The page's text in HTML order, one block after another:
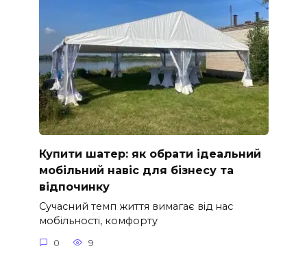
Купити шатер: як обрати ідеальний
мобільний навіс для бізнесу та
відпочинку
Сучасний темп життя вимагає від нас
мобільності, комфорту
0 9